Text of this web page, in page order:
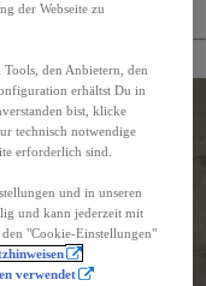
der Webseite zu
den Anbietern, den
erhältst Du in
bist, klicke
technisch notwendige
erforderlich sind.
und in unseren
und kann jederzeit mit
"Cookie-Einstellungen"
verwendet